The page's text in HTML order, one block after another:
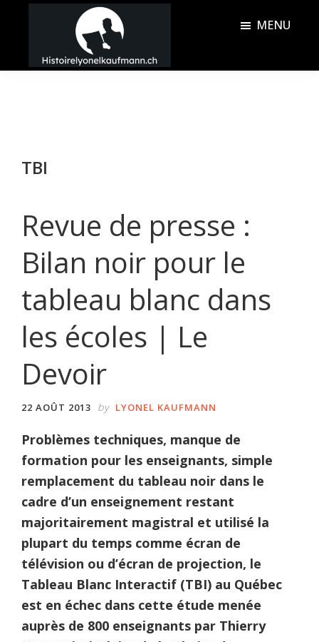
principal
barreHistoire
MENU
TBI
Revue de presse :
Bilan noir pour le
tableau blanc dans
les écoles | Le
Devoir
22 AOÛT 2013 by LYONEL KAUFMANN
Problèmes techniques, manque de
formation pour les enseignants, simple
remplacement du tableau noir dans le
cadre d’un enseignement restant
majoritairement magistral et utilisé la
plupart du temps comme écran de
télévision ou d’écran de projection, le
Tableau Blanc Interactif (TBI) au Québec
est en échec dans cette étude menée
auprès de 800 enseignants par Thierry